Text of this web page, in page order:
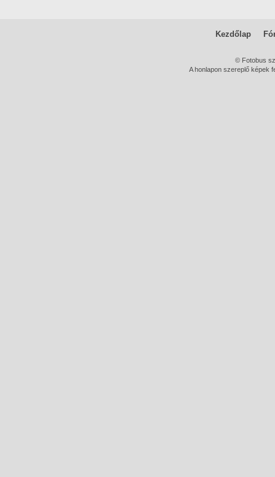
Kezdőlap
© Fotobus
A honlapon szereplő képek